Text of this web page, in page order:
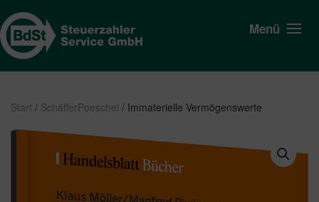
Menü
Start / SchäfferPoeschel / Immaterielle Vermögenswerte